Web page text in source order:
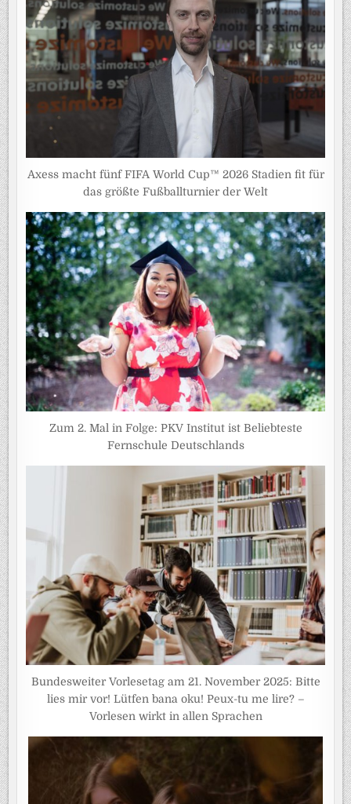
Axess macht fünf FIFA World Cup™ 2026 Stadien fit für
das größte Fußballturnier der Welt
Zum 2. Mal in Folge: PKV Institut ist Beliebteste
Fernschule Deutschlands
Bundesweiter Vorlesetag am 21. November 2025: Bitte
lies mir vor! Lütfen bana oku! Peux-tu me lire? –
Vorlesen wirkt in allen Sprachen